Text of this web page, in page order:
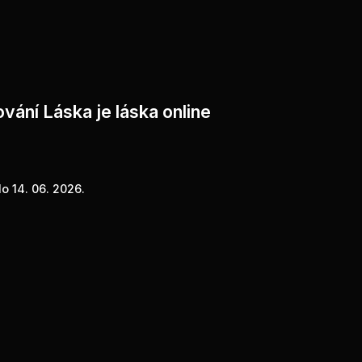
Láska je láska online
14. 06. 2026.